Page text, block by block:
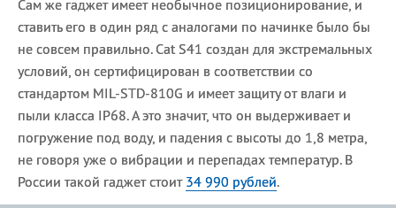
Сам же гаджет имеет необычное позиционирование, и
ставить его в один ряд с аналогами по начинке было бы
не совсем правильно. Cat S41 создан для экстремальных
условий, он сертифицирован в соответствии со
стандартом MIL-STD-810G и имеет защиту от влаги и
пыли класса IP68. А это значит, что он выдерживает и
погружение под воду, и падения с высоты до 1,8 метра,
не говоря уже о вибрации и перепадах температур. В
России такой гаджет стоит 34 990 рублей.